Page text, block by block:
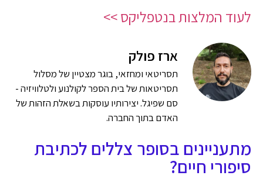
לעוד המלצות בנטפליקס >>
ארז פולק
תסריטאי ומחזאי, בוגר מצטיין של מסלול
תסריטאות של בית הספר לקולנוע ולטלוויזיה -
סם שפיגל. יצירותיו עוסקות בשאלת הזהות של
האדם בתוך החברה.
מתעניינים בסופר צללים לכתיבת
סיפורי חיים?